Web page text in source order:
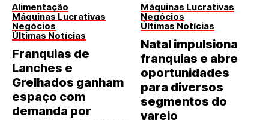
Alimentação
Máquinas Lucrativas
Negócios
Últimas Notícias
Franquias de
Lanches e
Grelhados ganham
espaço com
demanda por
Máquinas Lucrativas
Negócios
Últimas Notícias
Natal impulsiona
franquias e abre
oportunidades
para diversos
segmentos do
varejo